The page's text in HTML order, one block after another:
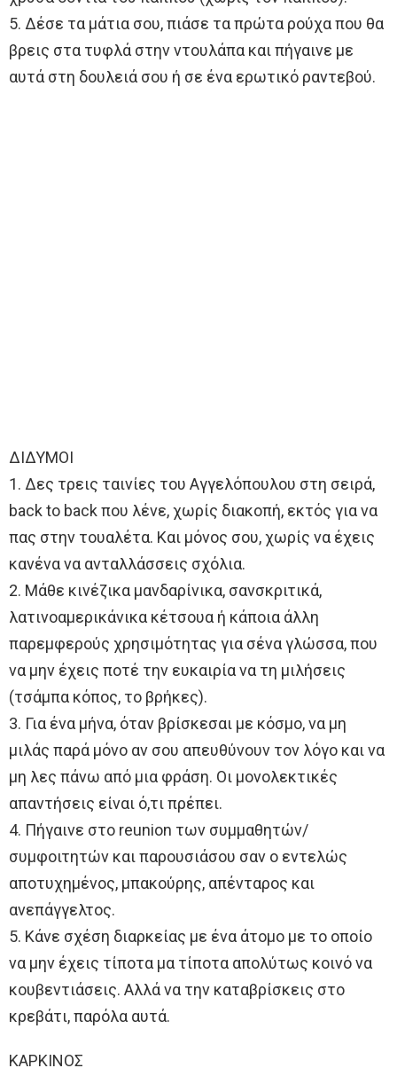
5. Δέσε τα μάτια σου, πιάσε τα πρώτα ρούχα που θα
βρεις στα τυφλά στην ντουλάπα και πήγαινε με
αυτά στη δουλειά σου ή σε ένα ερωτικό ραντεβού.
ΔΙΔΥΜΟΙ
1. Δες τρεις ταινίες του Αγγελόπουλου στη σειρά,
back to back που λένε, χωρίς διακοπή, εκτός για να
πας στην τουαλέτα. Και μόνος σου, χωρίς να έχεις
κανένα να ανταλλάσσεις σχόλια.
2. Μάθε κινέζικα μανδαρίνικα, σανσκριτικά,
λατινοαμερικάνικα κέτσουα ή κάποια άλλη
παρεμφερούς χρησιμότητας για σένα γλώσσα, που
να μην έχεις ποτέ την ευκαιρία να τη μιλήσεις
(τσάμπα κόπος, το βρήκες).
3. Για ένα μήνα, όταν βρίσκεσαι με κόσμο, να μη
μιλάς παρά μόνο αν σου απευθύνουν τον λόγο και να
μη λες πάνω από μια φράση. Οι μονολεκτικές
απαντήσεις είναι ό,τι πρέπει.
4. Πήγαινε στο reunion των συμμαθητών/
συμφοιτητών και παρουσιάσου σαν ο εντελώς
αποτυχημένος, μπακούρης, απένταρος και
ανεπάγγελτος.
5. Κάνε σχέση διαρκείας με ένα άτομο με το οποίο
να μην έχεις τίποτα μα τίποτα απολύτως κοινό να
κουβεντιάσεις. Αλλά να την καταβρίσκεις στο
κρεβάτι, παρόλα αυτά.
ΚΑΡΚΙΝΟΣ